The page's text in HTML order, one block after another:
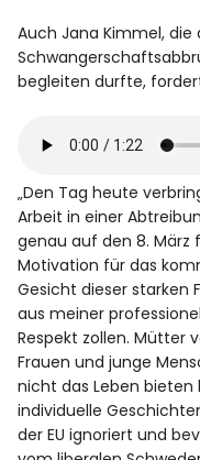
Auch Jana Kimmel, die
begleiten durfte,
„Den Tag heute
Arbeit in einer
genau auf den 8. März
Motivation für das
Gesicht dieser starken
aus meiner
Respekt zollen. Mütter
Frauen und junge
nicht das Leben bieten
individuelle
der EU ignoriert und